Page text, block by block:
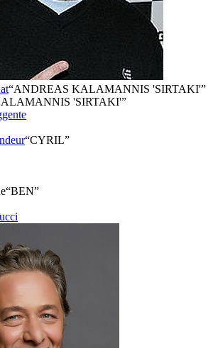
“ANDREAS KALAMANNIS 'SIRTAKI'”
'SIRTAKI'”
“CYRIL”
“BEN”